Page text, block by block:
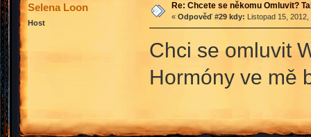
Selena Loon
Host
Re: Chcete se někomu Omluvit?
« Odpověď #29 kdy: Listopad 15,
Chci se omluvit
Hormóny ve mě